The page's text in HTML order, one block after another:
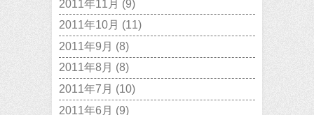
2011年11月 (9)
2011年10月 (11)
2011年9月 (8)
2011年8月 (8)
2011年7月 (10)
2011年6月 (9)